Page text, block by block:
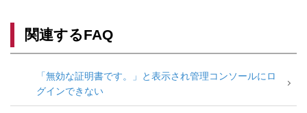
関連するFAQ
「無効な証明書です。」と表示され管理コンソールにロ
グインできない